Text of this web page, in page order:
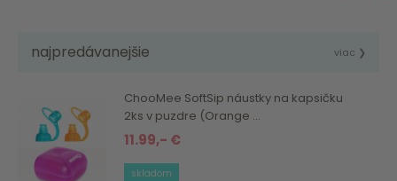
najpredávanejšie viac ❯
ChooMee SoftSip náustky na kapsičku
2ks v puzdre (Orange ...
11.99,- €
skladom